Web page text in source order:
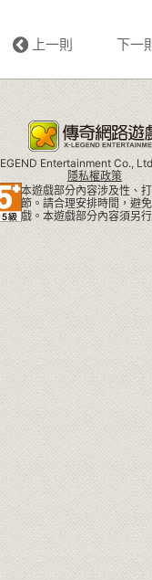
上一則 下一
Entertainment Co.,
隱私權政策
本遊戲部分內容涉及性、
節。請合理安排時間，避
戲。本遊戲部分內容須另